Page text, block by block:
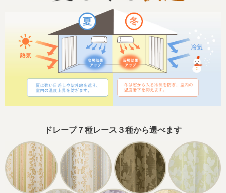
ドレープ７種レース３種から選べます